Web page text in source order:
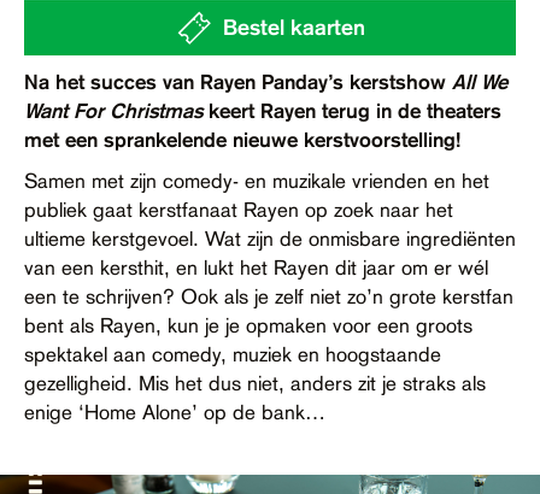
Ruimte huren
Contact
Toegankelijkheid
Bestel kaarten
Na het succes van Rayen Panday’s kerstshow All We
Want For Christmaskeert Rayen terug in de theaters
met een sprankelende nieuwe kerstvoorstelling!
Samen met zijn comedy- en muzikale vrienden en het
publiek gaat kerstfanaat Rayen op zoek naar het
ultieme kerstgevoel. Wat zijn de onmisbare ingrediënten
van een kersthit, en lukt het Rayen dit jaar om er wél
een te schrijven? Ook als je zelf niet zo’n grote kerstfan
bent als Rayen, kun je je opmaken voor een groots
spektakel aan comedy, muziek en hoogstaande
gezelligheid. Mis het dus niet, anders zit je straks als
enige ‘Home Alone’ op de bank…